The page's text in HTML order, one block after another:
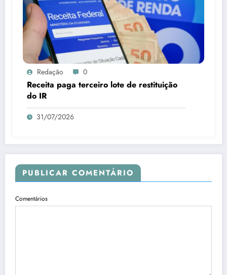
Redação 0
Receita paga terceiro lote de restituição
do IR
31/07/2026
PUBLICAR COMENTÁRIO
Comentários